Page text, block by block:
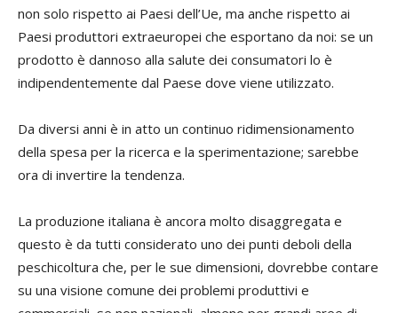
non solo rispetto ai Paesi dell’Ue, ma anche rispetto ai
Paesi produttori extraeuropei che esportano da noi: se un
prodotto è dannoso alla salute dei consumatori lo è
indipendentemente dal Paese dove viene utilizzato.
Da diversi anni è in atto un continuo ridimensionamento
della spesa per la ricerca e la sperimentazione; sarebbe
ora di invertire la tendenza.
La produzione italiana è ancora molto disaggregata e
questo è da tutti considerato uno dei punti deboli della
peschicoltura che, per le sue dimensioni, dovrebbe contare
su una visione comune dei problemi produttivi e